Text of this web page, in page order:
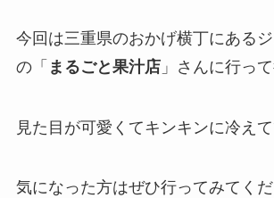
今回は三重県のおかげ横丁にある
の「 まるごと果汁店」さんに行っ
見た目が可愛くてキンキンに冷えて
気になった方はぜひ行ってみてくだ